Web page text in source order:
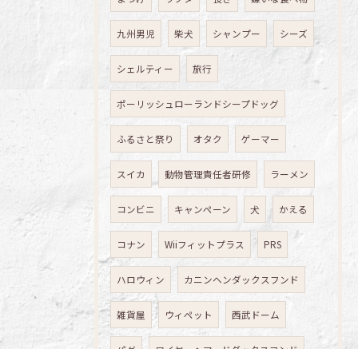
九州男児 柴犬 シャンプー シーズ
シェルティー 旅行
ポーリッシュローランドシープドッグ
ふるさと祭り オタク ゲーマー
スイカ 動物管理責任者研修 ラーメン
コンビニ キャンペーン 犬 かえる
コナン Wiiフィットプラス PRS
ハロウィン カニンヘンダックスフンド
雑貨屋 ウィペット 西武ドーム